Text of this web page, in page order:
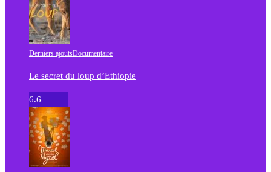
Derniers ajoutsDocumentaire
Le secret du loup d’Ethiopie
6.6